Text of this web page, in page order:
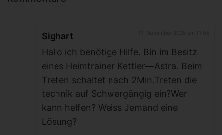
Sighart
Hallo ich benötige Hilfe. Bin im Besitz
eines Heimtrainer Kettler—Astra. Beim
Treten schaltet nach 2Min.Treten die
technik auf Schwergängig ein?Wer
kann helfen? Weiss Jemand eine
Lösung?